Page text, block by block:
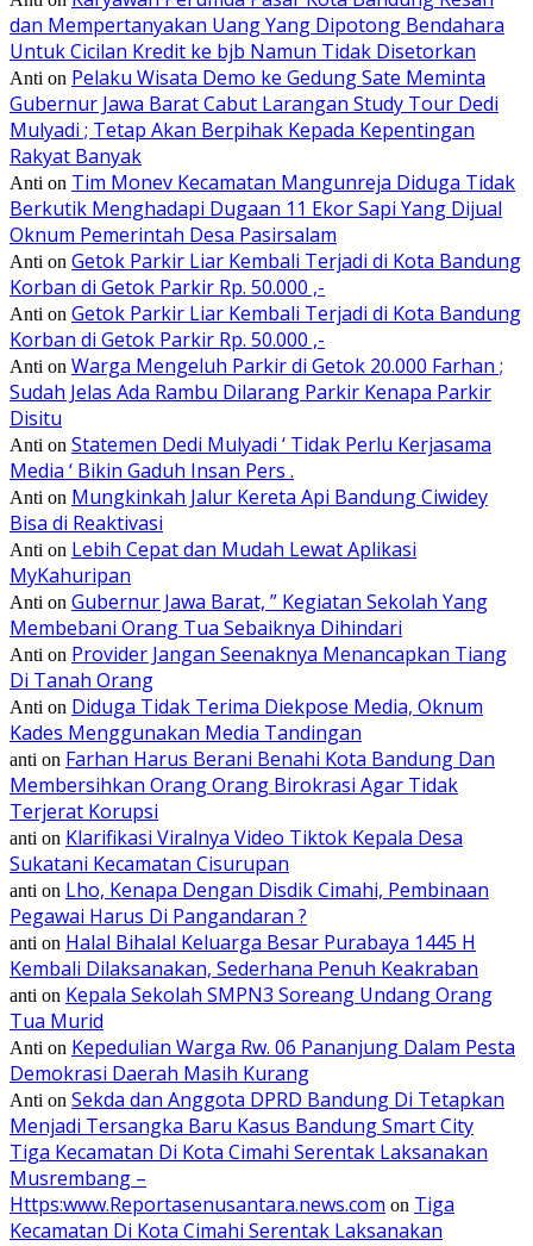
dan Mempertanyakan Uang Yang Dipotong Bendahara
Untuk Cicilan Kredit ke bjb Namun Tidak Disetorkan
Anti on Pelaku Wisata Demo ke Gedung Sate Meminta
Gubernur Jawa Barat Cabut Larangan Study Tour Dedi
Mulyadi ; Tetap Akan Berpihak Kepada Kepentingan
Rakyat Banyak
Anti on Tim Monev Kecamatan Mangunreja Diduga Tidak
Berkutik Menghadapi Dugaan 11 Ekor Sapi Yang Dijual
Oknum Pemerintah Desa Pasirsalam
Anti on Getok Parkir Liar Kembali Terjadi di Kota Bandung
Korban di Getok Parkir Rp. 50.000 ,-
Anti on Getok Parkir Liar Kembali Terjadi di Kota Bandung
Korban di Getok Parkir Rp. 50.000 ,-
Anti on Warga Mengeluh Parkir di Getok 20.000 Farhan ;
Sudah Jelas Ada Rambu Dilarang Parkir Kenapa Parkir
Disitu
Anti on Statemen Dedi Mulyadi ‘ Tidak Perlu Kerjasama
Media ‘ Bikin Gaduh Insan Pers .
Anti on Mungkinkah Jalur Kereta Api Bandung Ciwidey
Bisa di Reaktivasi
Anti on Lebih Cepat dan Mudah Lewat Aplikasi
MyKahuripan
Anti on Gubernur Jawa Barat, ” Kegiatan Sekolah Yang
Membebani Orang Tua Sebaiknya Dihindari
Anti on Provider Jangan Seenaknya Menancapkan Tiang
Di Tanah Orang
Anti on Diduga Tidak Terima Diekpose Media, Oknum
Kades Menggunakan Media Tandingan
anti on Farhan Harus Berani Benahi Kota Bandung Dan
Membersihkan Orang Orang Birokrasi Agar Tidak
Terjerat Korupsi
anti on Klarifikasi Viralnya Video Tiktok Kepala Desa
Sukatani Kecamatan Cisurupan
anti on Lho, Kenapa Dengan Disdik Cimahi, Pembinaan
Pegawai Harus Di Pangandaran ?
anti on Halal Bihalal Keluarga Besar Purabaya 1445 H
Kembali Dilaksanakan, Sederhana Penuh Keakraban
anti on Kepala Sekolah SMPN3 Soreang Undang Orang
Tua Murid
Anti on Kepedulian Warga Rw. 06 Pananjung Dalam Pesta
Demokrasi Daerah Masih Kurang
Anti on Sekda dan Anggota DPRD Bandung Di Tetapkan
Menjadi Tersangka Baru Kasus Bandung Smart City
Tiga Kecamatan Di Kota Cimahi Serentak Laksanakan
Musrembang –
Https:www.Reportasenusantara.news.com on Tiga
Kecamatan Di Kota Cimahi Serentak Laksanakan